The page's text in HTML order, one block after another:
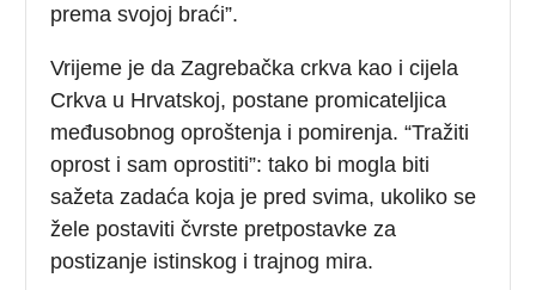
prema svojoj braći”.
Vrijeme je da Zagrebačka crkva kao i cijela
Crkva u Hrvatskoj, postane promicateljica
međusobnog oproštenja i pomirenja. “Tražiti
oprost i sam oprostiti”: tako bi mogla biti
sažeta zadaća koja je pred svima, ukoliko se
žele postaviti čvrste pretpostavke za
postizanje istinskog i trajnog mira.